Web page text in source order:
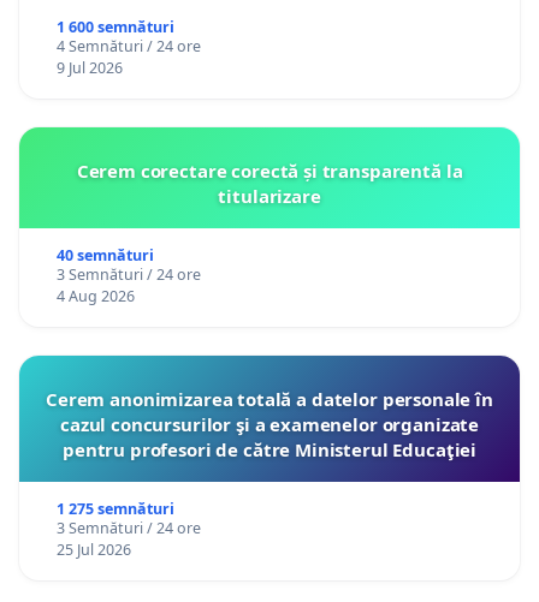
1 600 semnături
4 Semnături / 24 ore
9 Jul 2026
Cerem corectare corectă și transparentă la
titularizare
40 semnături
3 Semnături / 24 ore
4 Aug 2026
Cerem anonimizarea totală a datelor personale în
cazul concursurilor şi a examenelor organizate
pentru profesori de către Ministerul Educaţiei
1 275 semnături
3 Semnături / 24 ore
25 Jul 2026